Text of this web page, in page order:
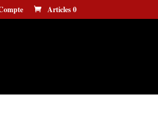
Articles 0